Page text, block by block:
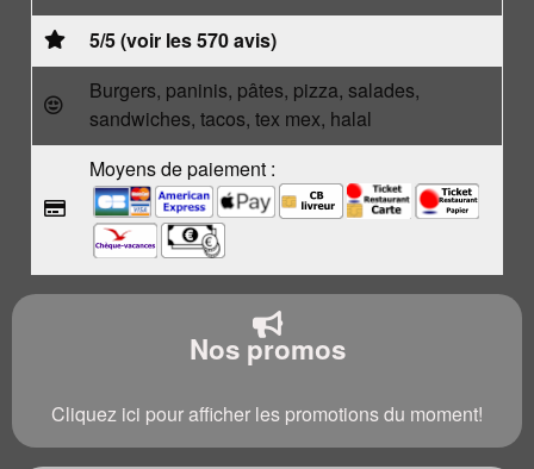
5/5 (voir les 570 avis)
Burgers, paninis, pâtes, pizza, salades,
sandwiches, tacos, tex mex, halal
Moyens de paiement :
Nos promos
Cliquez ici pour afficher les promotions du moment!